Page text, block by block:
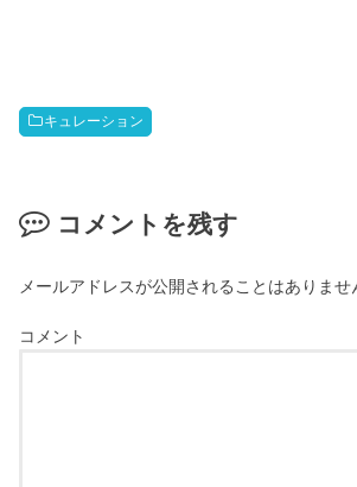
キュレーション
コメントを残す
メールアドレスが公開されることはありませ
コメント